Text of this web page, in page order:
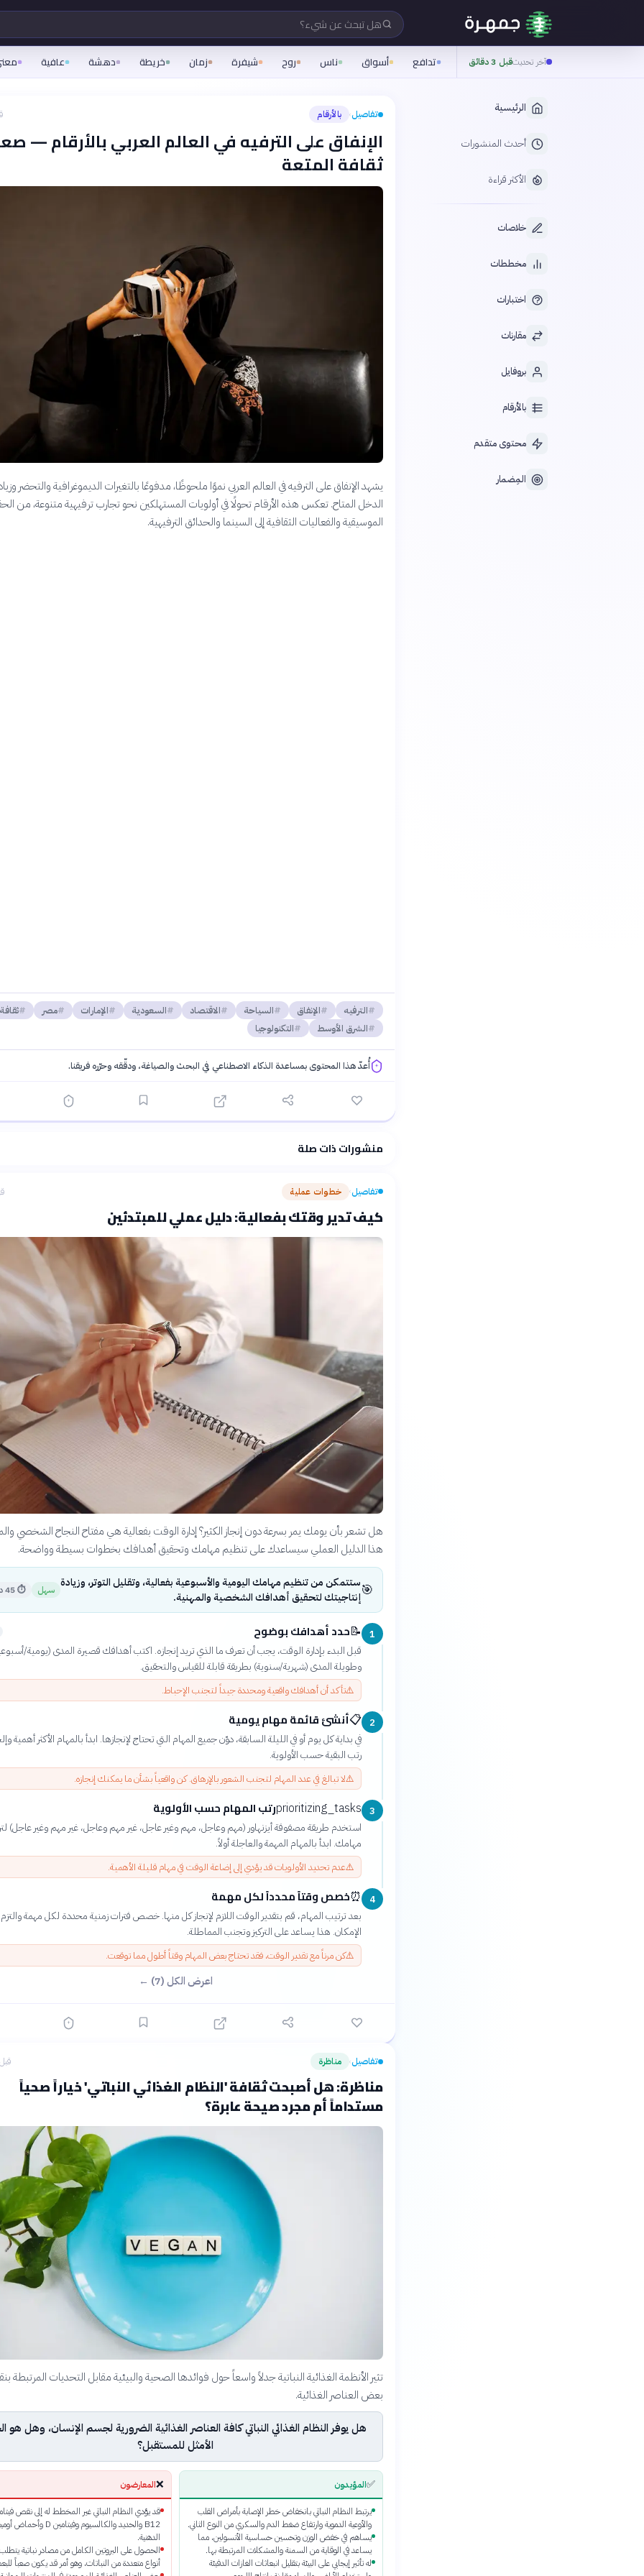
هل تبحث عن شيء؟
آخر تحديثقبل 3 دقائق تدافع أسواق ناس روح شيفرة زمان خريطة دهشة عافية
الرئيسية
أحدث المنشورات
الأكثر قراءة
خلاصات
مخططات
اختبارات
مقارنات
بروفايل
بالأرقام
محتوى متقدم
المِضمار
تفاصيل› بالأرقام
الإنفاق على الترفيه في العالم العربي بالأرقام —
ثقافة المتعة
يشهد الإنفاق على الترفيه في العالم العربي نموًا ملحوظًا، مدفوعًا بالتغيرات الديموغرافية والتحضر
الدخل المتاح. تعكس هذه الأرقام تحولًا في أولويات المستهلكين نحو تجارب ترفيهية متنوعة، من
الموسيقية والفعاليات الثقافية إلى السينما والحدائق الترفيهية.
الترفيه الإنفاق السياحة الاقتصاد السعودية الإمارات مصر
ثقافة
الشرق الأوسط
التكنولوجيا
أُعدّ هذا المحتوى بمساعدة الذكاء الاصطناعي في البحث والصياغة، ودقّقه وحرّره فريقنا.
منشورات ذات صلة
تفاصيل› خطوات عملية
كيف تدير وقتك بفعالية: دليل عملي للمبتدئين
هل تشعر بأن يومك يمر بسرعة دون إنجاز الكثير؟ إدارة الوقت بفعالية هي مفتاح النجاح الشخصي
هذا الدليل العملي سيساعدك على تنظيم مهامك وتحقيق أهدافك بخطوات بسيطة وواضحة.
🎯ستتمكن من تنظيم مهامك اليومية والأسبوعية بفعالية، وتقليل التوتر، وزيادة
إنتاجيتك لتحقيق أهدافك الشخصية والمهنية.
سهل ⏱45 دقيقة
1
📝حدد أهدافك بوضوح
قبل البدء بإدارة الوقت، يجب أن تعرف ما الذي تريد إنجازه. اكتب أهدافك قصيرة المدى (يومية/
وطويلة المدى (شهرية/سنوية) بطريقة قابلة للقياس والتحقيق.
⚠️تأكد أن أهدافك واقعية ومحددة جيداً لتجنب الإحباط.
2
📋أنشئ قائمة مهام يومية
في بداية كل يوم أو في الليلة السابقة، دوّن جميع المهام التي تحتاج لإنجازها. ابدأ بالمهام الأكثر أهمية
رتب البقية حسب الأولوية.
⚠️لا تبالغ في عدد المهام لتجنب الشعور بالإرهاق. كن واقعياً بشأن ما يمكنك إنجازه.
3
prioritizing_tasksرتب المهام حسب الأولوية
استخدم طريقة مصفوفة أيزنهاور (مهم وعاجل، مهم وغير عاجل، غير مهم وعاجل، غير مهم وغير عاجل)
مهامك. ابدأ بالمهام المهمة والعاجلة أولاً.
⚠️عدم تحديد الأولويات قد يؤدي إلى إضاعة الوقت في مهام قليلة الأهمية.
4
⏰خصص وقتاً محدداً لكل مهمة
بعد ترتيب المهام، قم بتقدير الوقت اللازم لإنجاز كل منها. خصص فترات زمنية محددة لكل مهمة والتزم
الإمكان. هذا يساعد على التركيز وتجنب المماطلة.
⚠️كن مرناً مع تقدير الوقت، فقد تحتاج بعض المهام وقتاً أطول مما توقعت.
اعرض الكل (7) ←
تفاصيل› مناظرة قبل 3
مناظرة: هل أصبحت ثقافة 'النظام الغذائي النباتي' خياراً صحياً
مستداماً أم مجرد صيحة عابرة؟
تثير الأنظمة الغذائية النباتية جدلاً واسعاً حول فوائدها الصحية والبيئية مقابل التحديات المرتبطة
بعض العناصر الغذائية.
هل يوفر النظام الغذائي النباتي كافة العناصر الغذائية الضرورية لجسم الإنسان، وهل هو
الأمثل للمستقبل؟
✅المؤيدون
يرتبط النظام النباتي بانخفاض خطر الإصابة بأمراض القلب
والأوعية الدموية وارتفاع ضغط الدم والسكري من النوع الثاني.
يساهم في خفض الوزن وتحسين حساسية الأنسولين، مما
يساعد في الوقاية من السمنة والمشكلات المرتبطة بها.
له تأثير إيجابي على البيئة بتقليل انبعاثات الغازات الدفيئة
❌المعارضون
قد يؤدي النظام النباتي غير المخطط له إلى نقص
الدهنية.
الحصول على البروتين الكامل من مصادر نباتية
أنواع متعددة من النباتات، وهو أمر قد يكون صعباً